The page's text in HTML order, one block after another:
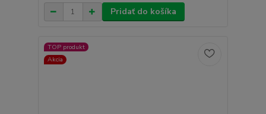
Pridať do košíka
TOP produkt
Akcia